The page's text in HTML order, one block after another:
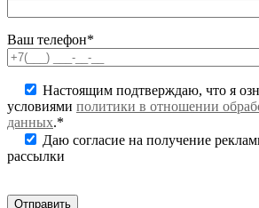
Ваш телефон*
Настоящим подтверждаю, что я
условиями политики в отношении
данных.*
Даю согласие на получение
рассылки